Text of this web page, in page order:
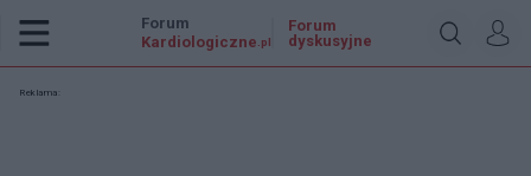
Forum
Kardiologiczne .pl
Forum
dyskusyjne
Reklama: